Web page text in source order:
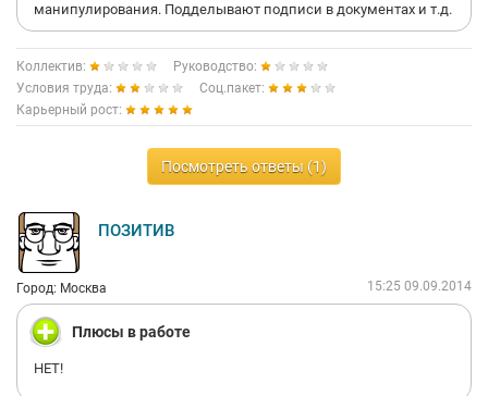
манипулирования. Подделывают подписи в документах и т.д.
Коллектив:
Руководство:
Условия труда:
Соц.пакет:
Карьерный рост:
Посмотреть ответы (1)
ПОЗИТИВ
Город: Москва 15:25 09.09.2014
Плюсы в работе
НЕТ!